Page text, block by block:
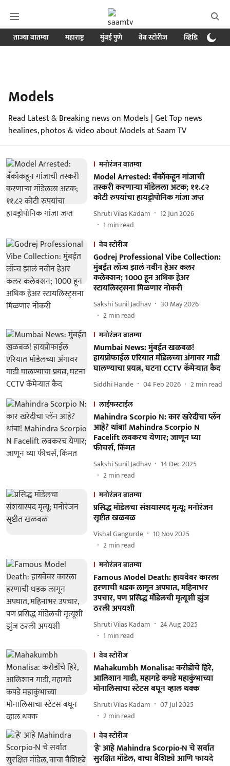
ताज्या बातम्या महाराष्ट्र मुंबई पुणे वेब स्टोरीज व्हिडिओ
Models
Read Latest & Breaking news on Models | Get Top news
healines, photos & video about Models at Saam TV
मनोरंजन बातम्या
Model Arrested: बँकॉकहून गांजाची
तस्करी करणाऱ्या मॉडेलला अटक; ११.८२
कोटी रुपयांचा हायड्रोपोनिक गांजा जप्त
Shruti Vilas Kadam
12 Jun 2026
1 min read
वेब स्टोरीज
Godrej Professional Vibe Collection:
मुंबईत लॉन्च झालं नवीन हेअर कलर
कलेक्शन; 1000 हून अधिक हेअर
स्टायलिस्ट्सना मिळणार नोकरी
Sakshi Sunil Jadhav
30 May 2026
2min read
मनोरंजन बातम्या
Mumbai News: मुंबईत खळबळ!
हायप्रोफाईल एरियात मॉडेलच्या अंगावर गाडी
घालण्याचा प्रयत्न, घटना CCTV कॅमेऱ्यात कैद
Siddhi Hande 04 Feb 2026 2min read
लाईफस्टाईल
Mahindra Scorpio N: कार खरेदीचा प्लॅन
आहे? थांबा! Mahindra Scorpio N
Facelift लवकरच येणार; जाणून घ्या
फीचर्स, किंमत
Sakshi Sunil Jadhav
14 Dec 2025
2min read
मनोरंजन बातम्या
प्रसिद्ध मॉडेलचा संशयास्पद मृत्यू; मनोरंजन
सृष्टीत खळबळ
Vishal Gangurde
10 Nov 2025
2min read
मनोरंजन बातम्या
Famous Model Death: हायवेवर कारला
हरणाची धडक लागून अपघात, महिनाभर
उपचार, पण प्रसिद्ध मॉडेलची मृत्यूशी झुंज
ठरली अपयशी
Shruti Vilas Kadam
24 Aug 2025
1 min read
वेब स्टोरीज
Mahakumbh Monalisa: करोडोंचे हिरे,
आलिशान गाडी, महागडे कपडे महाकुंभाच्या
मोनालिसाचा स्टेटस बघून व्हाल थक्क
Shruti Vilas Kadam
07 Jul 2025
2min read
वेब स्टोरीज
'हे' आहे Mahindra Scorpio-N चे सर्वात
सुरक्षित मॉडेल, वाचा वैशिष्ट्ये आणि फायदे